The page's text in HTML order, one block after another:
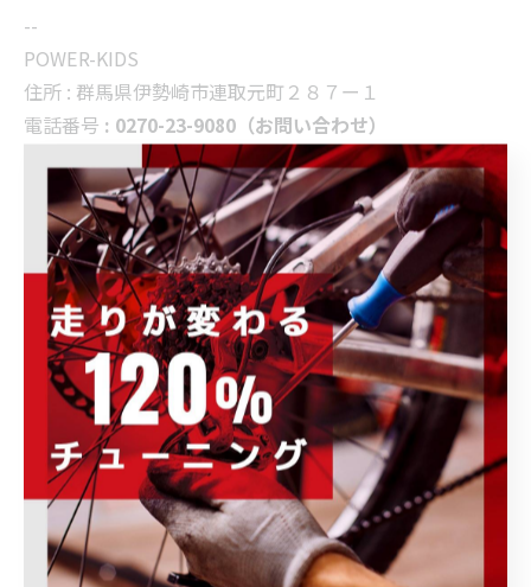
--
POWER-KIDS
住所 : 群馬県伊勢崎市連取元町２８７ー１
電話番号 : 0270-23-9080（お問い合わせ）
--------------------------------------------------------------------
イベント情報 ブログ
< 前のページ 一覧に戻る 次のページ >